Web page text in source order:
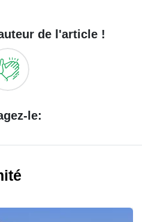
de l'article !
le: